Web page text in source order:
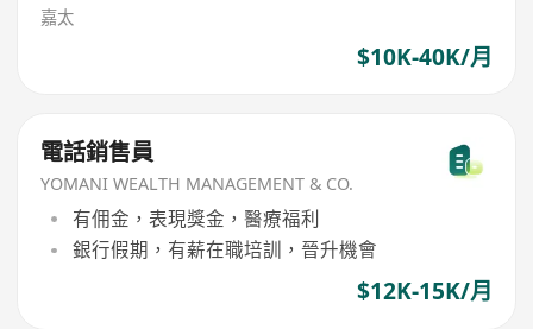
嘉太
$10K-40K/月
電話銷售員
YOMANI WEALTH MANAGEMENT & CO.
有佣金，表現獎金，醫療福利
銀行假期，有薪在職培訓，晉升機會
$12K-15K/月